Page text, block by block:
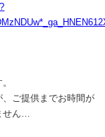
ご提供までお時間が
せん…